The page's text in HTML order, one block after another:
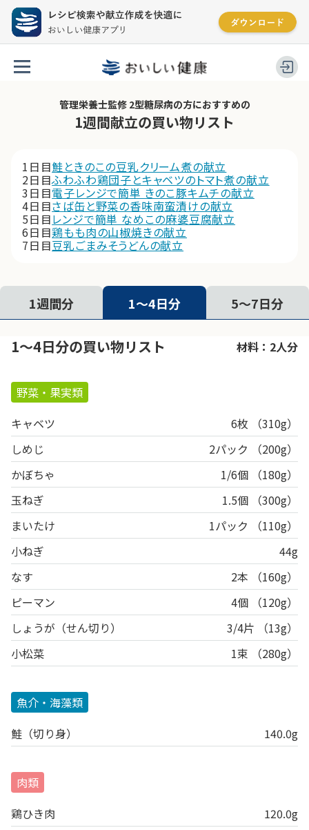
管理栄養士監修 2型糖尿病の方におすすめの
1週間献立の買い物リスト
1日目鮭ときのこの豆乳クリーム煮の献立
2日目ふわふわ鶏団子とキャベツのトマト煮の献立
3日目電子レンジで簡単 きのこ豚キムチの献立
4日目さば缶と野菜の香味南蛮漬けの献立
5日目レンジで簡単 なめこの麻婆豆腐献立
6日目鶏もも肉の山椒焼きの献立
7日目豆乳ごまみそうどんの献立
1週間分 1〜4日分 5〜7日分
1〜4日分の買い物リスト 材料：2人分
野菜・果実類
キャベツ
6枚 （310g）
しめじ
2パック （200g）
かぼちゃ
1/6個 （180g）
玉ねぎ
1.5個 （300g）
まいたけ
1パック （110g）
小ねぎ
44g
なす
2本 （160g）
ピーマン
4個 （120g）
しょうが（せん切り）
3/4片 （13g）
小松菜
1束 （280g）
魚介・海藻類
鮭（切り身）
140.0g
肉類
鶏ひき肉
120.0g